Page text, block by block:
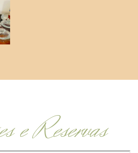
e Reservas